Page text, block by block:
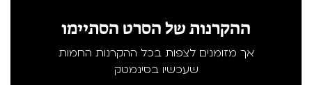
ההקרנות של הסרט הסתיימו
אך מזומנים לצפות בכל ההקרנות החמות
שעכשיו בסינמטק